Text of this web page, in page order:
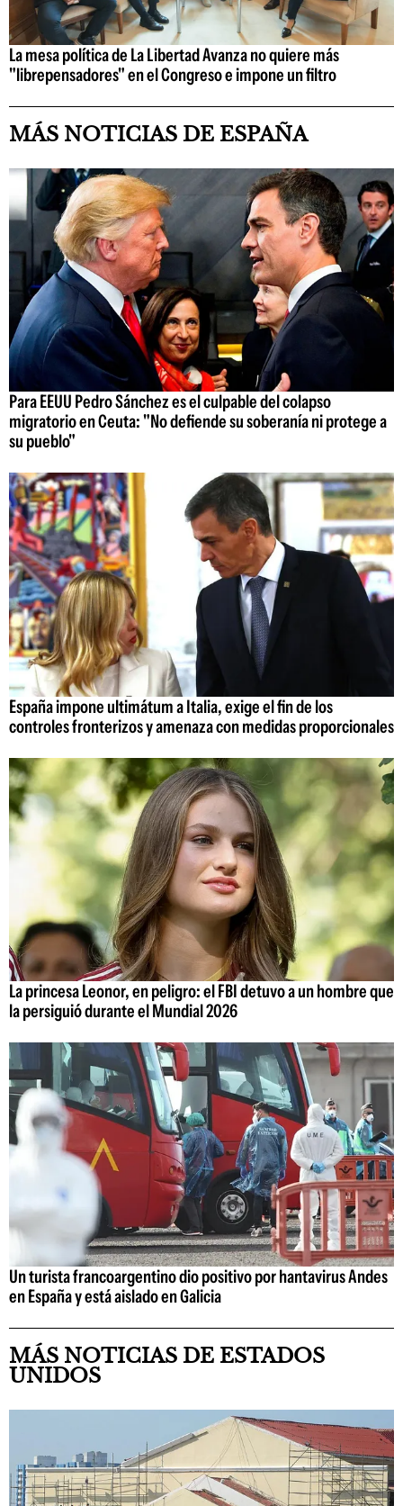
La mesa política de La Libertad Avanza no quiere más
"librepensadores" en el Congreso e impone un filtro
MÁS NOTICIAS DE ESPAÑA
Para EEUU Pedro Sánchez es el culpable del colapso
migratorio en Ceuta: "No defiende su soberanía ni protege a
su pueblo"
España impone ultimátum a Italia, exige el fin de los
controles fronterizos y amenaza con medidas proporcionales
La princesa Leonor, en peligro: el FBI detuvo a un hombre que
la persiguió durante el Mundial 2026
Un turista francoargentino dio positivo por hantavirus Andes
en España y está aislado en Galicia
MÁS NOTICIAS DE ESTADOS
UNIDOS